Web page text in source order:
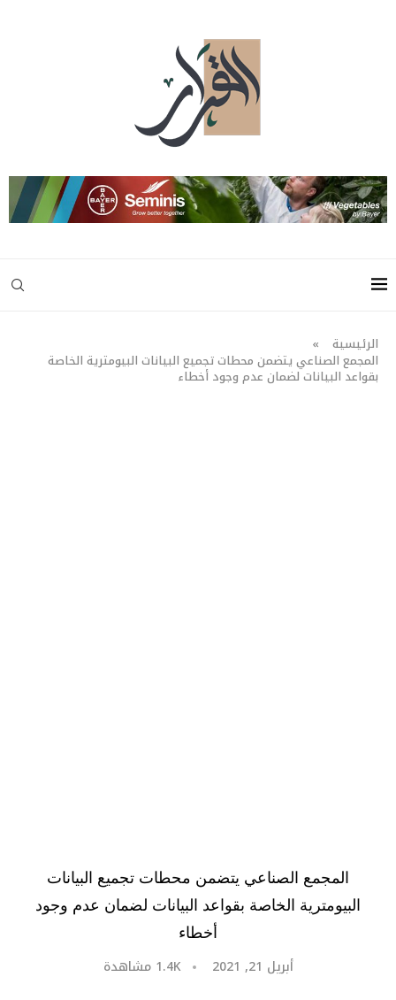
الرئيسية »
المجمع الصناعي يتضمن محطات تجميع البيانات البيومترية الخاصة
بقواعد البيانات لضمان عدم وجود أخطاء
المجمع الصناعي يتضمن محطات تجميع البيانات
البيومترية الخاصة بقواعد البيانات لضمان عدم وجود
أخطاء
أبريل 21, 2021 1.4K مشاهدة